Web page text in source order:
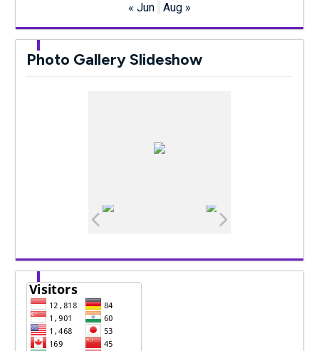
« Jun Aug »
Photo Gallery Slideshow